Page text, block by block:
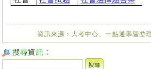
資訊來源：大考中心、一點通學習整
搜尋資訊：
搜尋